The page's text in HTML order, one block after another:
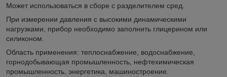
Может использоваться в сборе с разделителем сред.
При измерении давления с высокими динамическими
нагрузками, прибор необходимо заполнить глицерином или
силиконом.
Область применения: теплоснабжение, водоснабжение,
горнодобывающая промышленность, нефтехимическая
промышленность, энергетика, машиностроение.